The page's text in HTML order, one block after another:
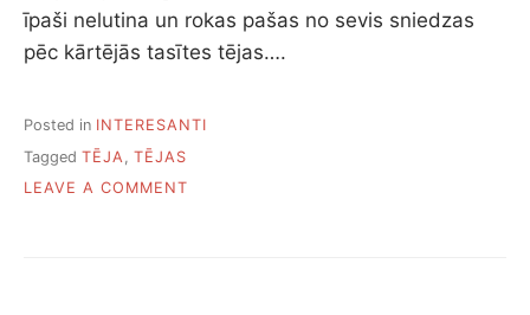
īpaši nelutina un rokas pašas no sevis sniedzas
pēc kārtējās tasītes tējas….
Posted in INTERESANTI
Tagged TĒJA
TĒJAS
LEAVE A COMMENT